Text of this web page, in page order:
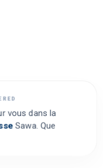
vous dans la
Sawa. Que